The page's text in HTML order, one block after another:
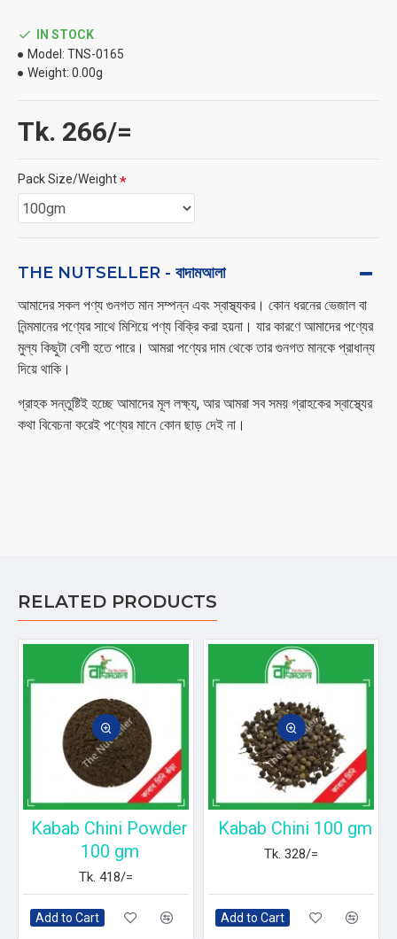
Tk. 266/=
IN STOCK
Model: TNS-0165
Weight: 0.00g
Pack Size/Weight
THE NUTSELLER - বাদামআলা
আমাদের সকল পণ্য গুনগত মান সম্পন্ন এবং স্বাস্থ্যকর। কোন ধরনের ভেজাল বা
নিন্মমানের পণ্যের সাথে মিশিয়ে পণ্য বিক্রি করা হয়না। যার কারণে আমাদের পণ্যের
মুল্য কিছুটা বেশী হতে পারে। আমরা পণ্যের দাম থেকে তার গুনগত মানকে প্রাধান্য
দিয়ে থাকি।
গ্রাহক সন্তুষ্টিই হচ্ছে আমাদের মূল লক্ষ্য, আর আমরা সব সময় গ্রাহকের স্বাস্থ্যের
কথা বিবেচনা করেই পণ্যের মানে কোন ছাড় দেই না।
RELATED PRODUCTS
Kabab Chini Powder
100 gm
Tk. 418/=
Add to Cart
Kabab Chini 100 gm
Tk. 328/=
Add to Cart